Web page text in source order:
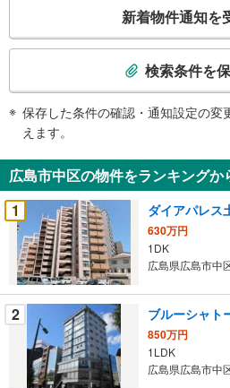
検
知
を
受
け
取
る
・
条
件
新着物件通知を
検索条件を
保存した条件の確認・通知設定の変
えます。
広島市中区の物件をランキングか
1
ダイアパレス
630万円
1DK
広島県広島市中
2 ブルーシャト
850万円
1LDK
広島県広島市中